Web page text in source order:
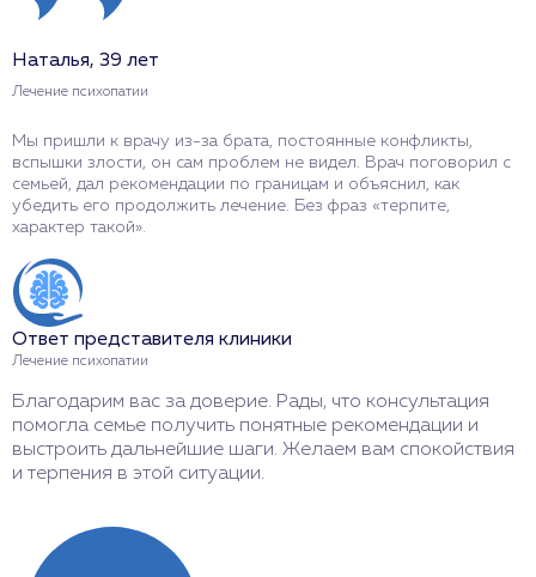
Наталья, 39 лет
Лечение психопатии
Мы пришли к врачу из-за брата, постоянные конфликты,
вспышки злости, он сам проблем не видел. Врач поговорил с
семьей, дал рекомендации по границам и объяснил, как
убедить его продолжить лечение. Без фраз «терпите,
характер такой».
Ответ представителя клиники
Лечение психопатии
Благодарим вас за доверие. Рады, что консультация
помогла семье получить понятные рекомендации и
выстроить дальнейшие шаги. Желаем вам спокойствия
и терпения в этой ситуации.